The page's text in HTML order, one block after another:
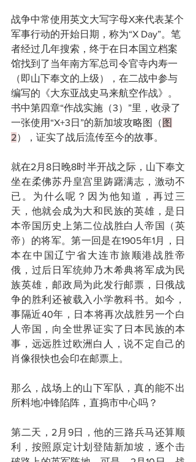
战争中常使用英文大写字母X来代表某个
军事行动的开始日期，称为“X Day”。笔
者经过几年搜索，终于在日本国立档案
馆找到了当年南方军总司令官寺内寿一
（即山下奉文的上级），在二战中参与
编写的《大东亚战史马来航空作战》。
书中第四章“作战实施（3）”里，收录了
一张使用“X+3日”的新加坡攻略图（ 图
2），证实了战后流传至今的故事。
就在2月8日晚8时半开战之际，山下奉文
坐在柔佛苏丹皇宫里踌躇满志，激动不
已。为什么呢？因为他知道，再过三
天，他就会成为大和民族的英雄，是日
本帝国历史上第二位战胜白人帝国（英
帝）的将军。第一回是在1905年1月，日
本在中国辽宁省大连市旅顺港战胜帝
俄，过后日军统帅乃木希典将军成为民
族英雄，邮政局为此发行邮票，日俄战
争的胜利还被载入小学教科书。如今，
事隔近40年，日本将再次战胜另一个白
人帝国，向全世界证实了日本民族的本
事，远远胜过欧洲白人，说不定自己的
肖像很快也会印在邮票上。
那么，战场上的山下军队，真的能不出
所料地冲锋陷阵，直捣市中心吗？
第二天，2月9日，他的三路兵马还算顺
利，按照原定计划登陆新加坡，逐个击